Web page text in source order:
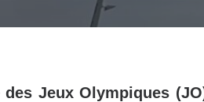
Jeux Olympiques